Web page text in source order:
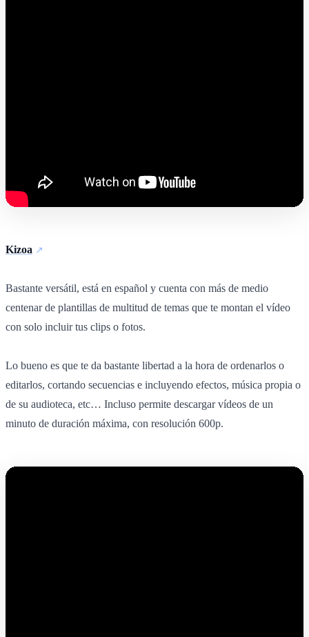
Kizoa
Bastante versátil, está en español y cuenta con más de medio
centenar de plantillas de multitud de temas que te montan el vídeo
con solo incluir tus clips o fotos.
Lo bueno es que te da bastante libertad a la hora de ordenarlos o
editarlos, cortando secuencias e incluyendo efectos, música propia o
de su audioteca, etc… Incluso permite descargar vídeos de un
minuto de duración máxima, con resolución 600p.